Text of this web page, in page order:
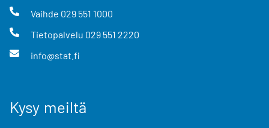
Vaihde 029 551 1000
Tietopalvelu 029 551 2220
info@stat.fi
Kysy meiltä